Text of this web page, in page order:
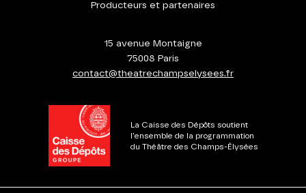
Producteurs et partenaires
15 avenue Montaigne
75008 Paris
contact@theatrechampselysees.fr
La Caisse des Dépôts soutient
l'ensemble de la programmation
du Théâtre des Champs-Élysées